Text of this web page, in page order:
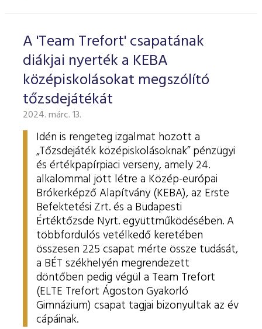
A 'Team Trefort' csapatának
diákjai nyerték a KEBA
középiskolásokat megszólító
tőzsdejátékát
2024. márc. 13.
Idén is rengeteg izgalmat hozott a
„Tőzsdejáték középiskolásoknak” pénzügyi
és értékpapírpiaci verseny, amely 24.
alkalommal jött létre a Közép-európai
Brókerképző Alapítvány (KEBA), az Erste
Befektetési Zrt. és a Budapesti
Értéktőzsde Nyrt. együttműködésében. A
többfordulós vetélkedő keretében
összesen 225 csapat mérte össze tudását,
a BÉT székhelyén megrendezett
döntőben pedig végül a Team Trefort
(ELTE Trefort Ágoston Gyakorló
Gimnázium) csapat tagjai bizonyultak az év
cápáinak.